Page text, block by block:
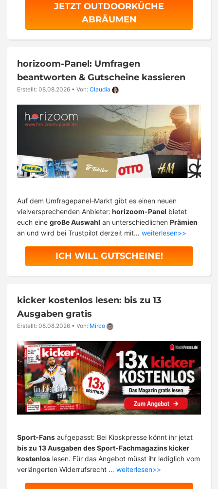
JETZT OUTDOORKÜCHE
ABRÄUMEN
horizoom-Panel: Umfragen
beantworten & Gutscheine kassieren
Erstellt: 08.08.2026 • Von: Claudia
Auf dem Umfragepanel-Markt gibt es einen neuen
vielversprechenden Anbieter: horizoom-Panel bietet
euch eine große Auswahl an unterschiedlichen Prämien
an und wird bei Trustpilot derzeit mit… weiterlesen>>
ICH WILL GUTSCHEINE!
kicker kostenlos lesen: bis zu 13
Ausgaben gratis
Erstellt: 08.08.2026 • Von: Mirco
Sport-Fans aufgepasst: Bei Kioskpresse könnt ihr jetzt
bis zu 13 Ausgaben des Sport-Fachmagazins kicker
kostenlos lesen. Für das Angebot müsst ihr lediglich vom
verlängerten Widerrufsrecht … weiterlesen>>